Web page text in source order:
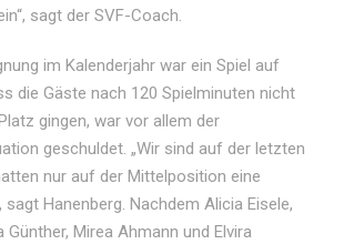
sagt der SVF-Coach.
im Kalenderjahr war ein Spiel auf
die Gäste nach 120 Spielminuten nicht
gingen, war vor allem der
geschuldet. „Wir sind auf der letzten
nur auf der Mittelposition eine
sagt Hanenberg. Nachdem Alicia Eisele,
Günther, Mirea Ahmann und Elvira